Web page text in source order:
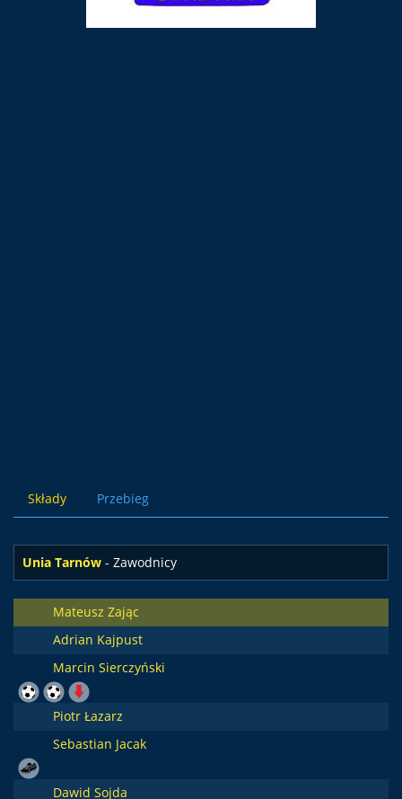
Składy Przebieg
Unia Tarnów - Zawodnicy
Mateusz Zając
Adrian Kajpust
Marcin Sierczyński
Piotr Łazarz
Sebastian Jacak
Dawid Sojda